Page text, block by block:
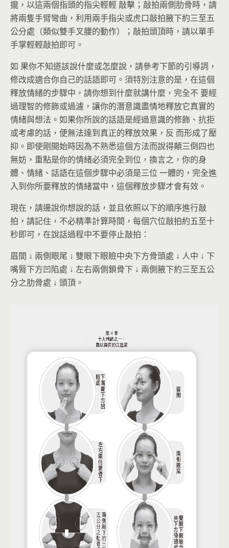
攏，以這兩個指頭的指尖輕輕 敲擊；敲拍兩側肋骨時，請
將兩隻手臂彎曲，利用兩手指尖或虎口敲拍腋下約三至五
公分處（類似雙手叉腰的動作）；敲拍頭頂時，請以單手
手掌輕輕敲拍即可。
如 果你不知道該說什麼或怎麼說，請參考下節的引導詞，
修改成適合你自己的話語即可。須特別注意的是，在這個
釋放情緒的步驟中，請你想到什麼就講什麼，完全不 要經
過理智的修飾或過濾，讓你的潛意識盡情地釋放它真實的
情緒與想法。如果你所說的話語是經過意識的修飾、抗拒
或考慮的話，便無法達到真正的釋放效果，反 而形成了壓
抑。即使剛開始時因為不熟悉這個方法而說得顛三倒四也
無妨，重點是你的情緒必須完全到位，換言之，你的身
體、情緒、話語在這個步驟中必須是三位 一體的，完全進
入到你所要釋放的情緒當中，這個釋放步驟才會有效。
現在，請邊說你想說的話，並且依照以下的順序進行敲
拍，請記住，不必精準計算時間，每個穴位敲拍約五至十
秒即可，在說話過程中不要停止敲拍：
眉間 ↓ 兩側眼尾 ↓ 雙眼下眼瞼中央下方骨頭處 ↓ 人中 ↓ 下
嘴脣下方凹陷處 ↓ 左右兩側鎖骨下 ↓ 兩側腋下約三至五公
分之肋骨處 ↓ 頭頂。